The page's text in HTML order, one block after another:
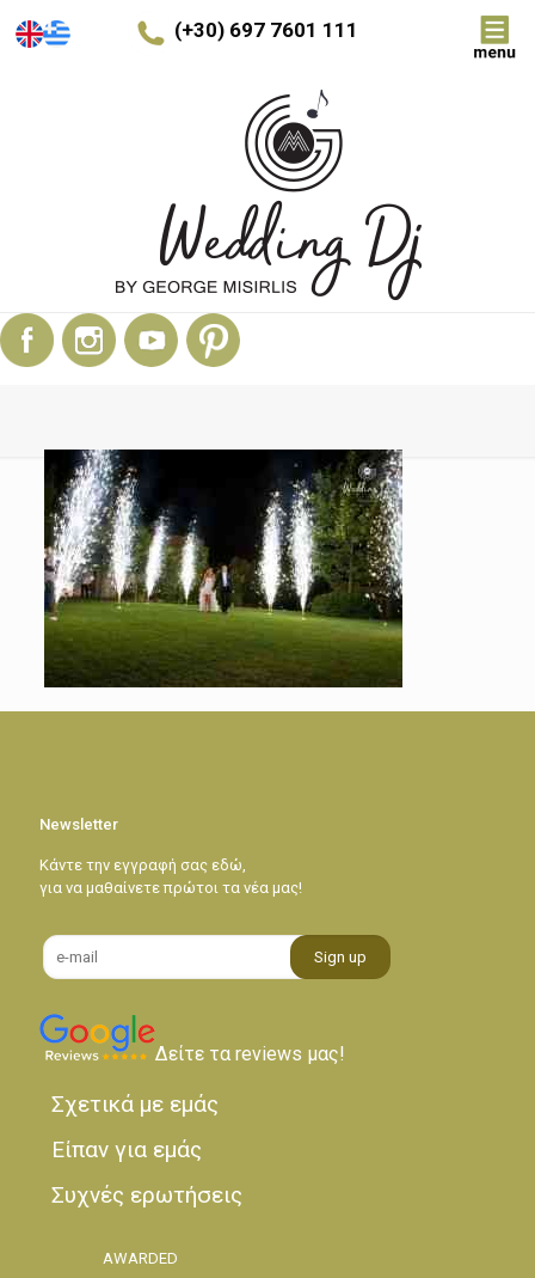
(+30) 697 7601 111
Newsletter
Κάντε την εγγραφή σας εδώ,
για να μαθαίνετε πρώτοι τα νέα μας!
Δείτε τα reviews μας!
Σχετικά με εμάς
Είπαν για εμάς
Συχνές ερωτήσεις
AWARDED